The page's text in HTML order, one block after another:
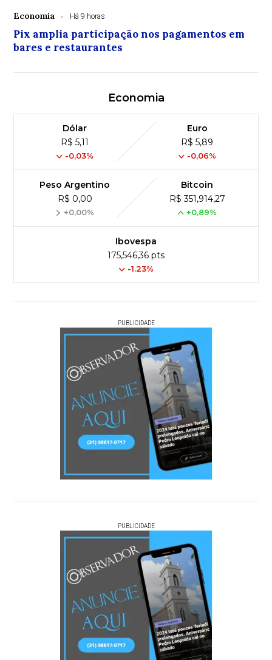
Economia Há 9 horas
Pix amplia participação nos pagamentos em
bares e restaurantes
Economia
Dólar
R$ 5,11
-0,03%
Euro
R$ 5,89
-0,06%
Peso Argentino
R$ 0,00
+0,00%
Bitcoin
R$ 351,914,27
+0,89%
Ibovespa
175,546,36 pts
-1.23%
PUBLICIDADE
PUBLICIDADE